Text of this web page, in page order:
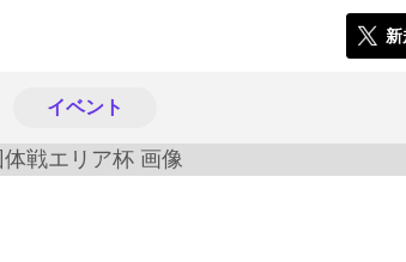
イベント